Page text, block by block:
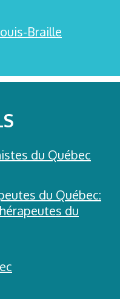
Braille
du Québec
du Québec:
du